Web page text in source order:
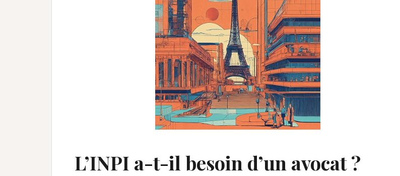
L’INPI a-t-il besoin d’un avocat ?